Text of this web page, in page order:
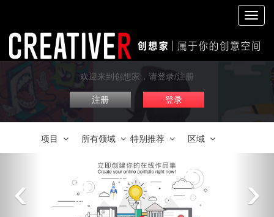
切
换
航
欢迎来到创想家，请登录/注册
注册 登录
项目 所有领域 特别推荐 区域
‹ ›